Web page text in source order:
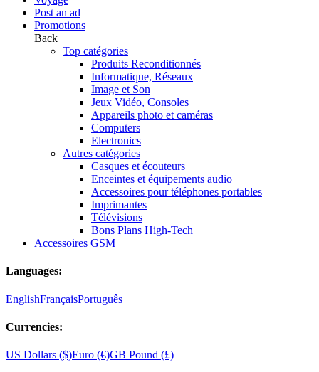
Post an ad
Promotions
Back
Top catégories
Produits Reconditionnés
Informatique, Réseaux
Image et Son
Jeux Vidéo, Consoles
Appareils photo et caméras
Computers
Electronics
Autres catégories
Casques et écouteurs
Enceintes et équipements audio
Accessoires pour téléphones portables
Imprimantes
Télévisions
Bons Plans High-Tech
Accessoires GSM
Languages:
EnglishFrançaisPortuguês
Currencies:
US Dollars ($)Euro (€)GB Pound (£)